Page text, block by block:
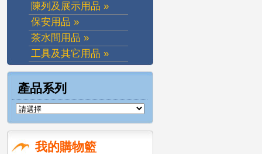
陳列及展示用品 »
保安用品 »
茶水間用品 »
工具及其它用品 »
產品系列
我的購物籃